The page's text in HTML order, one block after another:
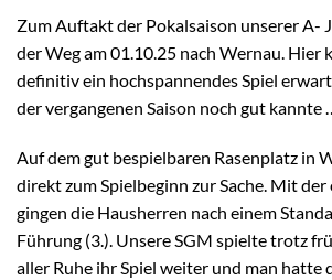
Zum Auftakt der Pokalsaison unserer A-
der Weg am 01.10.25 nach Wernau. Hier
definitiv ein hochspannendes Spiel
der vergangenen Saison noch gut kannte …
Auf dem gut bespielbaren Rasenplatz in
direkt zum Spielbeginn zur Sache. Mit
gingen die Hausherren nach einem
Führung (3.). Unsere SGM spielte trotz
aller Ruhe ihr Spiel weiter und man hatte